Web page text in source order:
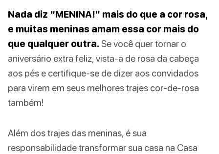
Nada diz “MENINA!” mais do que a cor rosa,
e muitas meninas amam essa cor mais do
que qualquer outra. Se você quer tornar o
aniversário extra feliz, vista-a de rosa da cabeça
aos pés e certifique-se de dizer aos convidados
para virem em seus melhores trajes cor-de-rosa
também!
Além dos trajes das meninas, é sua
responsabilidade transformar sua casa na Casa